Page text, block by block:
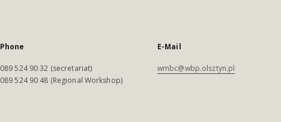
Phone
089 524 90 32 (secretariat)
089 524 90 48 (Regional Workshop)
E-Mail
wmbc@wbp.olsztyn.pl